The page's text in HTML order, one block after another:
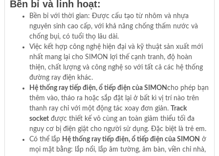
Bền bỉ và linh hoạt:
Bền bỉ với thời gian: Được cấu tạo từ nhôm và nhựa
nguyên sinh cao cấp, với khả năng chống thấm nước và
chống bụi, có tuổi thọ lâu dài.
Việc kết hợp công nghệ hiện đại và kỹ thuật sản xuất mới
nhất mang lại cho SIMON lợi thế cạnh tranh, độ hoàn
thiện, chất lượng và công nghệ so với tất cả các hệ thống
đường ray điện khác.
Hệ thống ray tiếp điện, ổ tiếp điện của SIMON cho phép bạn
thêm vào, tháo ra hoặc sắp đặt lại ở bất kì vị trí nào trên
thanh ray chỉ với một động tác xoay đơn giản.
Track
socketđược thiết kế vô cùng an toàn giảm thiểu tối đa
nguy cơ bị điện giật cho người sử dụng. Đặc biệt là trẻ em.
Có thể lắp Hệ thống ray tiếp điện, ổ tiếp điện của SIMON ở
mọi mặt bằng: lắp nổi, lắp âm tường, âm bàn, viền chỉ nhà,